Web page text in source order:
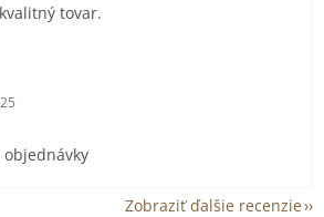
tovar.
obchodu je 5 z 5 hviezdičiek.
Zobraziť ďalšie recenzie